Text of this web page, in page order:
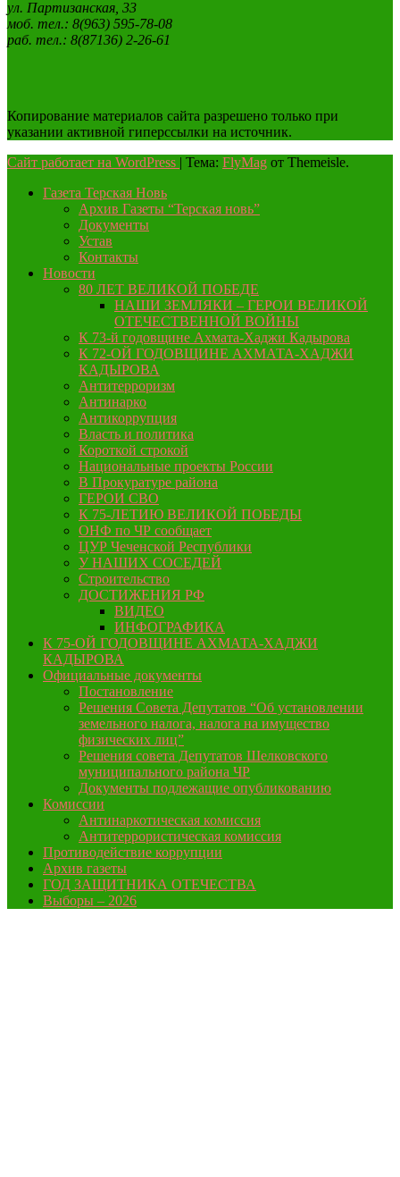
ул. Партизанская, 33
моб. тел.: 8(963) 595-78-08
раб. тел.: 8(87136) 2-26-61
Копирование материалов сайта разрешено только при
указании активной гиперссылки на источник.
Сайт работает на WordPress | Тема: FlyMag от Themeisle.
Газета Терская Новь
Архив Газеты “Терская новь”
Документы
Устав
Контакты
Новости
80 ЛЕТ ВЕЛИКОЙ ПОБЕДЕ
НАШИ ЗЕМЛЯКИ – ГЕРОИ ВЕЛИКОЙ
ОТЕЧЕСТВЕННОЙ ВОЙНЫ
К 73-й годовщине Ахмата-Хаджи Кадырова
К 72-ОЙ ГОДОВЩИНЕ АХМАТА-ХАДЖИ
КАДЫРОВА
Антитерроризм
Антинарко
Антикоррупция
Власть и политика
Короткой строкой
Национальные проекты России
В Прокуратуре района
ГЕРОИ СВО
К 75-ЛЕТИЮ ВЕЛИКОЙ ПОБЕДЫ
ОНФ по ЧР сообщает
ЦУР Чеченской Республики
У НАШИХ СОСЕДЕЙ
Строительство
ДОСТИЖЕНИЯ РФ
ВИДЕО
ИНФОГРАФИКА
К 75-ОЙ ГОДОВЩИНЕ АХМАТА-ХАДЖИ
КАДЫРОВА
Официальные документы
Постановление
Решения Совета Депутатов “Об установлении
земельного налога, налога на имущество
физических лиц”
Решения совета Депутатов Шелковского
муниципального района ЧР
Документы подлежащие опубликованию
Комиссии
Антинаркотическая комиссия
Антитеррористическая комиссия
Противодействие коррупции
Архив газеты
ГОД ЗАЩИТНИКА ОТЕЧЕСТВА
Выборы – 2026